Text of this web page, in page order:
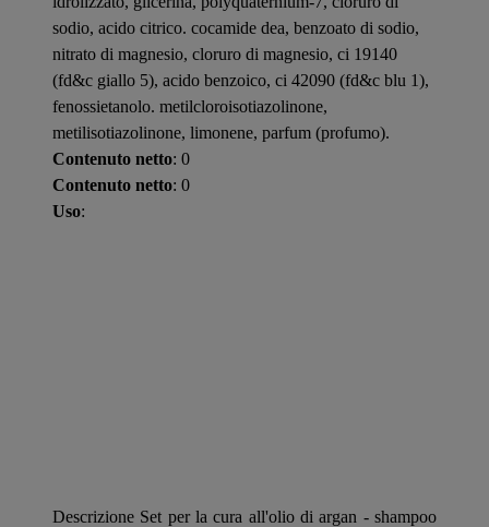
sodio, acido citrico. cocamide dea, benzoato di sodio,
nitrato di magnesio, cloruro di magnesio, ci 19140
(fd&c giallo 5), acido benzoico, ci 42090 (fd&c blu 1),
fenossietanolo. metilcloroisotiazolinone,
metilisotiazolinone, limonene, parfum (profumo).
Contenuto netto: 0
Contenuto netto: 0
Uso:
Descrizione Set per la cura all'olio di argan - shampoo